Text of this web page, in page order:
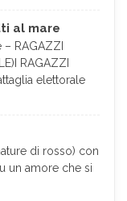
al mare
RAGAZZI
RAGAZZI
elettorale
di rosso) con
un amore che si